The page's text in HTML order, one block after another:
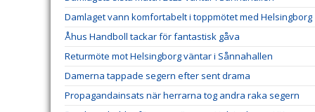
Damlaget vann komfortabelt i toppmötet med Helsingborg
Åhus Handboll tackar för fantastisk gåva
Returmöte mot Helsingborg väntar i Sånnahallen
Damerna tappade segern efter sent drama
Propagandainsats när herrarna tog andra raka segern